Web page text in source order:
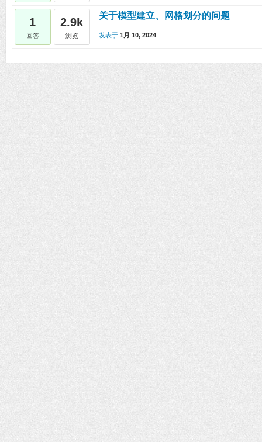
1
回答
2.9k
浏览
关于模型建立、网格划分的问题
发表于 1月 10, 2024